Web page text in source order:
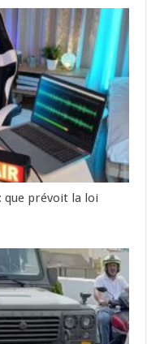
que prévoit la loi